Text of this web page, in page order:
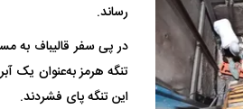
رساند.
در پی سفر قالیباف به
تنگه هرمز به‌عنوان یک
این تنگه پای فشردند.